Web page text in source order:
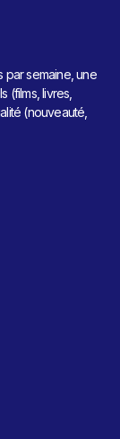
par semaine, une
(films, livres,
(nouveauté,